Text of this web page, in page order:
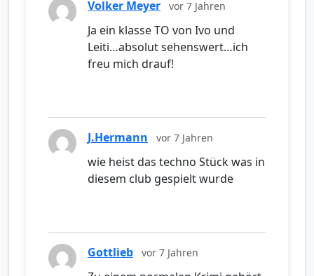
Volker Meyer vor 7 Jahren
Ja ein klasse TO von Ivo und
Leiti…absolut sehenswert…ich
freu mich drauf!
J.Hermann vor 7 Jahren
wie heist das techno Stück was in
diesem club gespielt wurde
Gottlieb vor 7 Jahren